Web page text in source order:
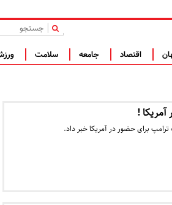
|
اقتصاد جامعه سلامت
!
برای حضور در آمریکا خبر داد.